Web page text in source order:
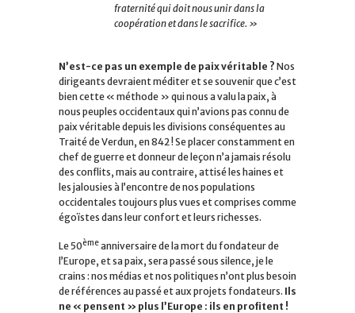
fraternité qui doit nous unir dans la
coopération et dans le sacrifice. »
N’est-ce pas un exemple de paix véritable ? Nos
dirigeants devraient méditer et se souvenir que c’est
bien cette « méthode » qui nous a valu la paix, à
nous peuples occidentaux qui n’avions pas connu de
paix véritable depuis les divisions conséquentes au
Traité de Verdun, en 842 ! Se placer constamment en
chef de guerre et donneur de leçon n’a jamais résolu
des conflits, mais au contraire, attisé les haines et
les jalousies à l’encontre de nos populations
occidentales toujours plus vues et comprises comme
égoïstes dans leur confort et leurs richesses.
Le 50èmeanniversaire de la mort du fondateur de
l’Europe, et sa paix, sera passé sous silence, je le
crains : nos médias et nos politiques n’ont plus besoin
de références au passé et aux projets fondateurs. Ils
ne « pensent » plus l’Europe : ils en profitent !